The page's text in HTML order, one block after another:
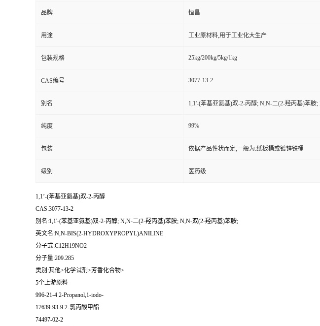
品牌 恒昌
用途 工业原材料,用于工业化大生产
包装规格 25kg/200kg/5kg/1kg
CAS编号 3077-13-2
别名 1,1'-(苯基亚氨基)双-2-丙醇; N,N-二(2-羟丙基)苯胺
纯度 99%
包装 依据产品性状而定,一般为:纸板桶或镀锌铁桶
级别 医药级
1,1’-(苯基亚氨基)双-2-丙醇
CAS:3077-13-2
别名:1,1'-(苯基亚氨基)双-2-丙醇; N,N-二(2-羟丙基)苯胺; N,N-双(2-羟丙基)苯胺;
英文名:N,N-BIS(2-HYDROXYPROPYL)ANILINE
分子式:C12H19NO2
分子量:209.285
类别:其他>化学试剂>芳香化合物>
5个上游原料
996-21-4 2-Propanol,1-iodo-
17639-93-9 2-氯丙酸甲酯
74497-02-2